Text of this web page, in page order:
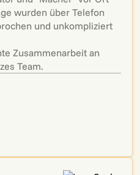
wurden über Telefon
und unkompliziert
Zusammenarbeit an
Team.